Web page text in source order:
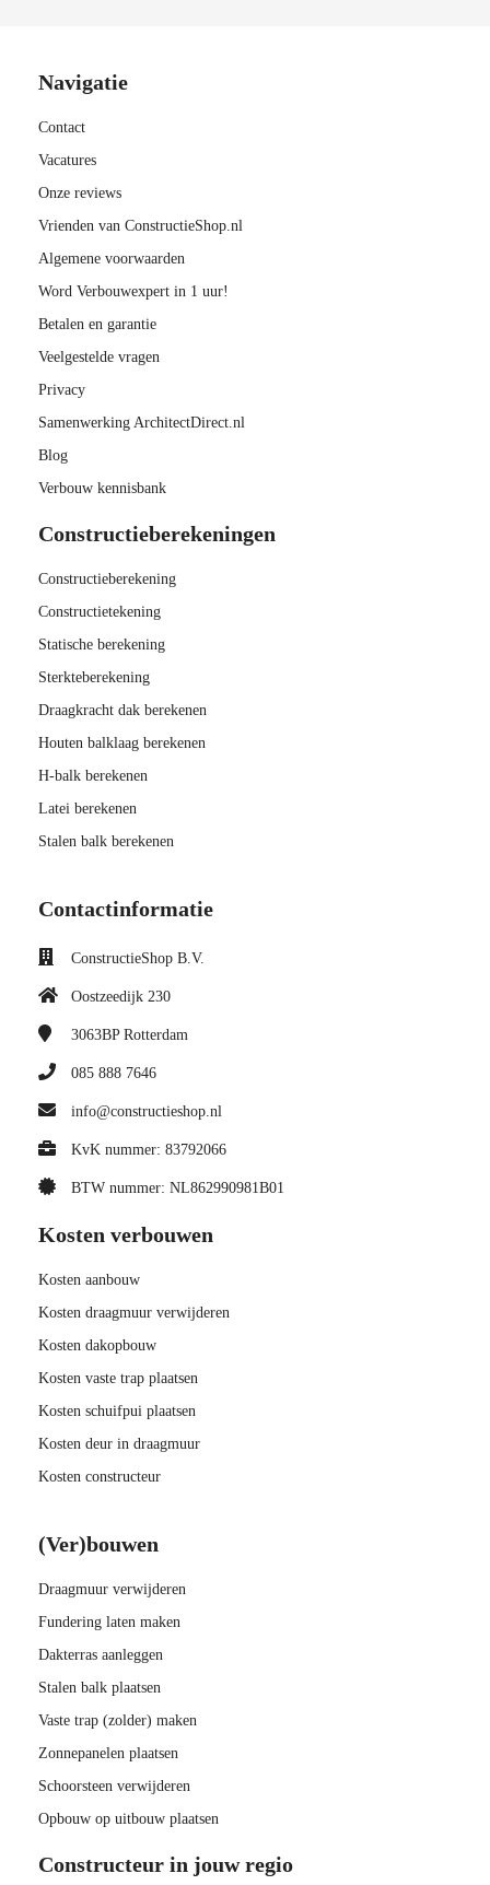
Navigatie
Contact
Vacatures
Onze reviews
Vrienden van ConstructieShop.nl
Algemene voorwaarden
Word Verbouwexpert in 1 uur!
Betalen en garantie
Veelgestelde vragen
Privacy
Samenwerking ArchitectDirect.nl
Blog
Verbouw kennisbank
Constructieberekeningen
Constructieberekening
Constructietekening
Statische berekening
Sterkteberekening
Draagkracht dak berekenen
Houten balklaag berekenen
H-balk berekenen
Latei berekenen
Stalen balk berekenen
Contactinformatie
ConstructieShop B.V.
Oostzeedijk 230
3063BP Rotterdam
085 888 7646
info@constructieshop.nl
KvK nummer: 83792066
BTW nummer: NL862990981B01
Kosten verbouwen
Kosten aanbouw
Kosten draagmuur verwijderen
Kosten dakopbouw
Kosten vaste trap plaatsen
Kosten schuifpui plaatsen
Kosten deur in draagmuur
Kosten constructeur
(Ver)bouwen
Draagmuur verwijderen
Fundering laten maken
Dakterras aanleggen
Stalen balk plaatsen
Vaste trap (zolder) maken
Zonnepanelen plaatsen
Schoorsteen verwijderen
Opbouw op uitbouw plaatsen
Constructeur in jouw regio